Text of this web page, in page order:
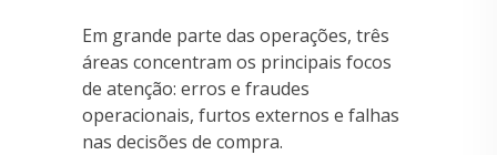
Em grande parte das operações, três
áreas concentram os principais focos
de atenção: erros e fraudes
operacionais, furtos externos e falhas
nas decisões de compra.